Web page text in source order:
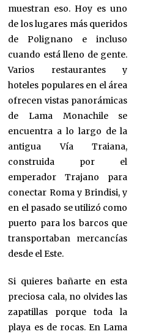
muestran eso. Hoy es uno
de los lugares más queridos
de Polignano e incluso
cuando está lleno de gente.
Varios restaurantes y
hoteles populares en el área
ofrecen vistas panorámicas
de Lama Monachile se
encuentra a lo largo de la
antigua Vía Traiana,
construida por el
emperador Trajano para
conectar Roma y Brindisi, y
en el pasado se utilizó como
puerto para los barcos que
transportaban mercancías
desde el Este.
Si quieres bañarte en esta
preciosa cala, no olvides las
zapatillas porque toda la
playa es de rocas. En Lama